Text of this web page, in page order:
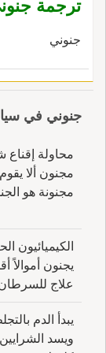
ترجمة
جنوني
جنوني في
محاولة
مجنون ألا
مجنونة هو
الكيميائيون
يجنون أموالاً
علاج
يبدأ الدم
ويسد